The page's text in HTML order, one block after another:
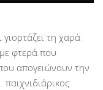
γιορτάζει τη χαρά
με φτερά που
απογειώνουν την